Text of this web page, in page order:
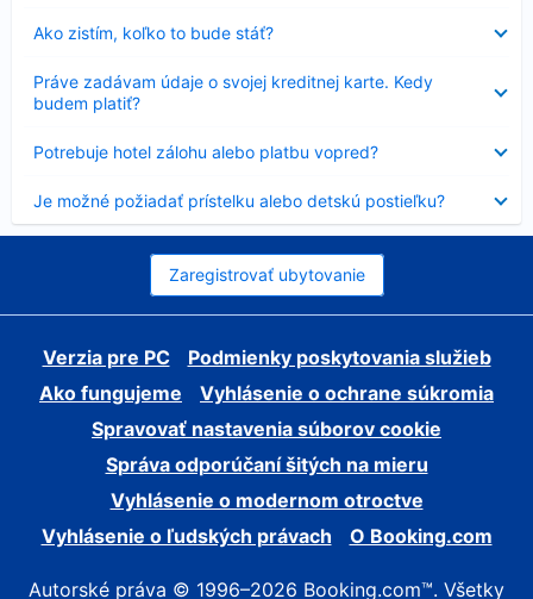
Ako zistím, koľko to bude stáť?
sa
Práve zadávam údaje o svojej kreditnej karte. Kedy
budem platiť?
sa
Potrebuje hotel zálohu alebo platbu vopred?
sa
Je možné požiadať prístelku alebo detskú postieľku?
sa
Zaregistrovať ubytovanie
Verzia pre PC
Podmienky poskytovania služieb
Ako fungujeme
Vyhlásenie o ochrane súkromia
Spravovať nastavenia súborov cookie
Správa odporúčaní šitých na mieru
Vyhlásenie o modernom otroctve
Vyhlásenie o ľudských právach
O Booking.com
Autorské práva © 1996–2026 Booking.com™. Všetky